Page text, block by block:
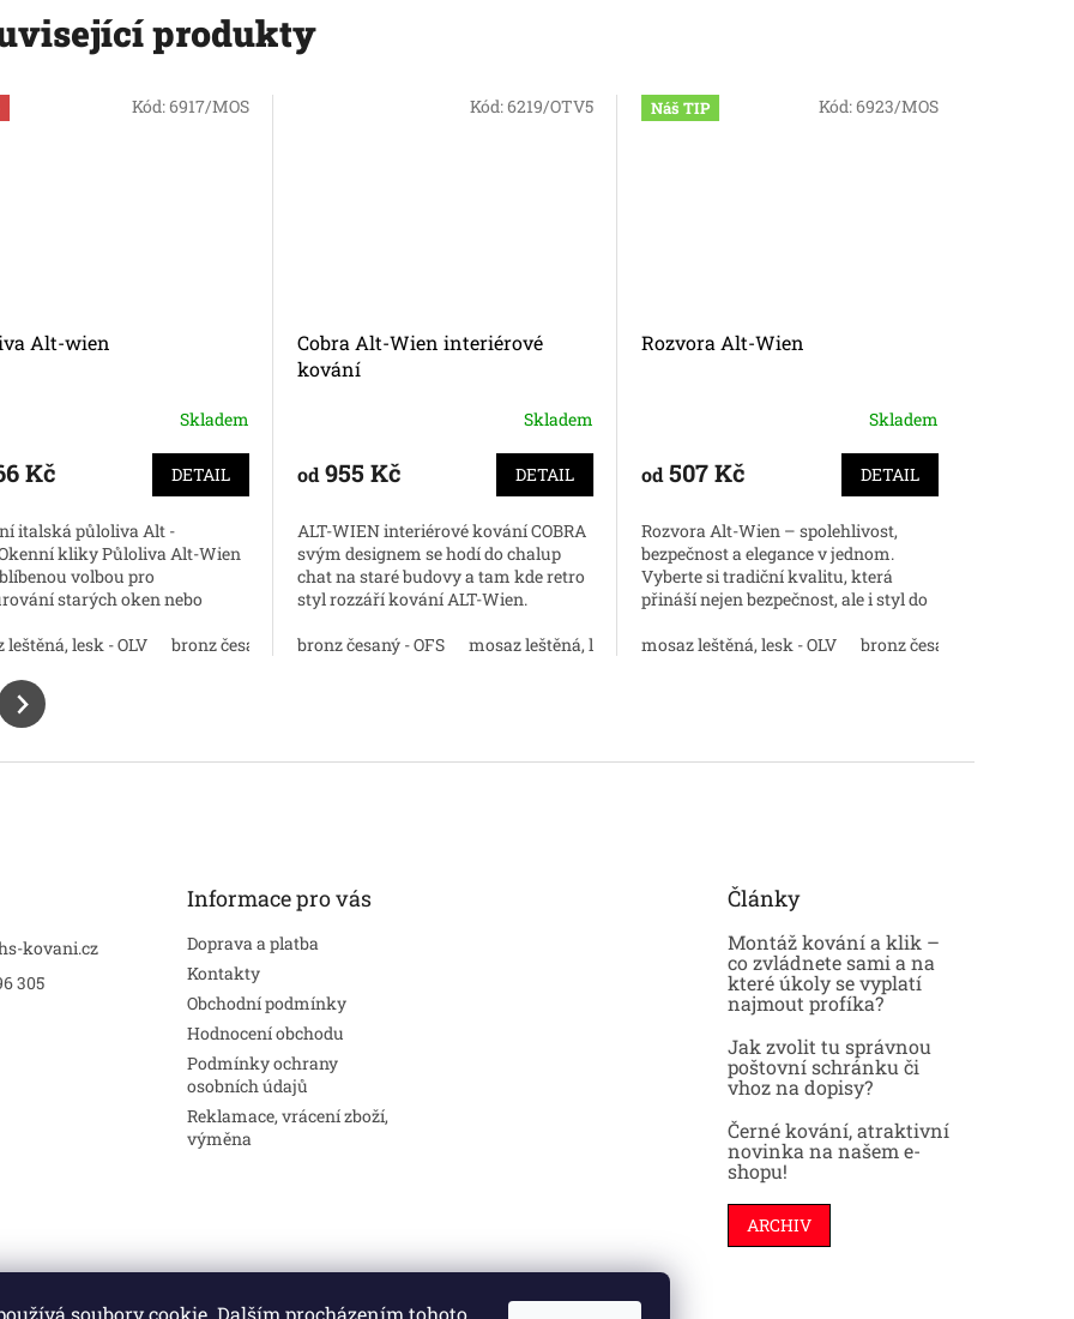
soubory cookie. Dalším procházením tohoto
produkty
mosaz natural
černá matný chrom bronz antik nikl perla chrom lesk mosaz natural
Alt-wien
Skladem
Kč DETAIL
italská půloliva Alt -
kliky Půloliva Alt-Wien
volbou pro
starých oken nebo
oknům....
leštěná, lesk - OLV bronz česaný mat - OGS černá matný chrom bronz antik nikl perla chrom lesk mosaz natural
Kód:6917/MOS
Cobra Alt-Wien interiérové
kování
Skladem
od955 Kč DETAIL
ALT-WIEN interiérové kování COBRA
svým designem se hodí do chalup
chat na staré budovy a tam kde retro
styl rozzáří kování ALT-Wien.
bronz česaný - OFS
mosaz leštěná, lesk - OLV matný nikl matný chrom chrom lesk
Kód:6219/OTV5 Náš TIP
Rozvora Alt-Wien
Skladem
od507 Kč DETAIL
Rozvora Alt-Wien – spolehlivost,
bezpečnost a elegance v jednom.
Vyberte si tradiční kvalitu, která
přináší nejen bezpečnost, ale i styl do
mosaz leštěná, lesk - OLV
bronz česaný mat - OGS
Kód:6923/MOS
kovani.cz
305
Informace pro vás
Doprava a platba
Kontakty
Obchodní podmínky
Hodnocení obchodu
Podmínky ochrany
osobních údajů
Reklamace, vrácení zboží,
výměna
Články
Montáž kování a klik –
co zvládnete sami a na
které úkoly se vyplatí
najmout profíka?
Jak zvolit tu správnou
poštovní schránku či
vhoz na dopisy?
Černé kování, atraktivní
novinka na našem e-
shopu!
ARCHIV